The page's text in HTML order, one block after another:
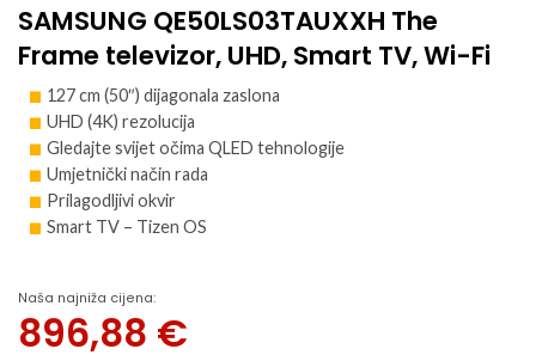
SAMSUNG QE50LS03TAUXXH The
Frame televizor, UHD, Smart TV, Wi-Fi
127 cm (50″) dijagonala zaslona
UHD (4K) rezolucija
Gledajte svijet očima QLED tehnologije
Umjetnički način rada
Prilagodljivi okvir
Smart TV – Tizen OS
Naša najniža cijena:
896,88 €